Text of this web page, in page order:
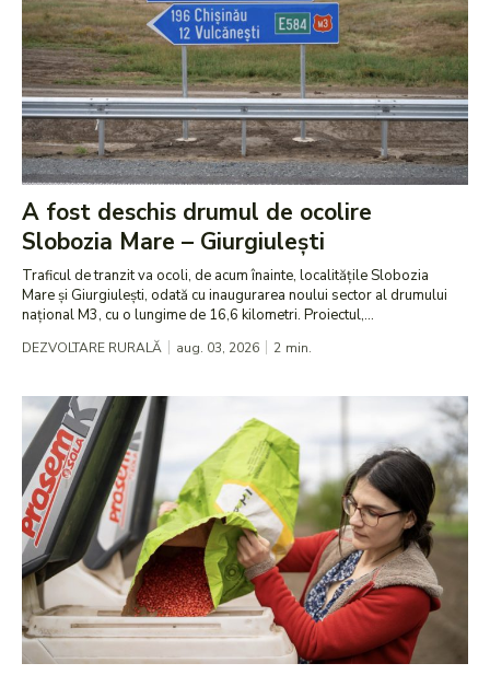
A fost deschis drumul de ocolire
Slobozia Mare – Giurgiulești
Traficul de tranzit va ocoli, de acum înainte, localitățile Slobozia
Mare și Giurgiulești, odată cu inaugurarea noului sector al drumului
național M3, cu o lungime de 16,6 kilometri. Proiectul,...
DEZVOLTARE RURALĂ aug. 03, 2026 2 min.